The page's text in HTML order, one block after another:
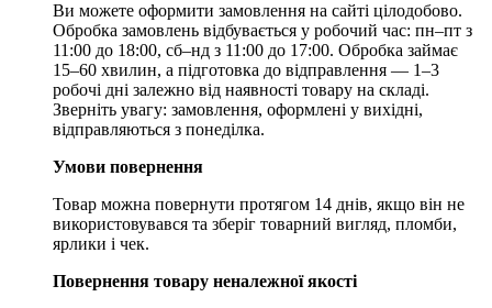
Ви можете оформити замовлення на сайті цілодобово.
Обробка замовлень відбувається у робочий час: пн–пт з
11:00 до 18:00, сб–нд з 11:00 до 17:00. Обробка займає
15–60 хвилин, а підготовка до відправлення — 1–3
робочі дні залежно від наявності товару на складі.
Зверніть увагу: замовлення, оформлені у вихідні,
відправляються з понеділка.
Умови повернення
Товар можна повернути протягом 14 днів, якщо він не
використовувався та зберіг товарний вигляд, пломби,
ярлики і чек.
Повернення товару неналежної якості